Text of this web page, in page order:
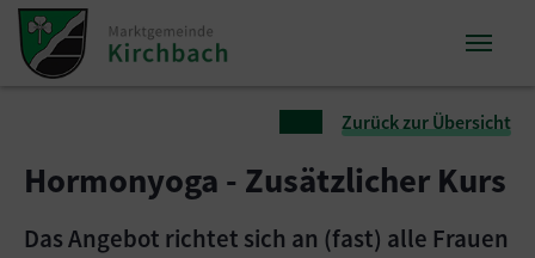
Zum Inhalt springen
Zum Seitenende springen
Zurück zur Übersicht
Hormonyoga - Zusätzlicher Kurs
Das Angebot richtet sich an (fast) alle Frauen